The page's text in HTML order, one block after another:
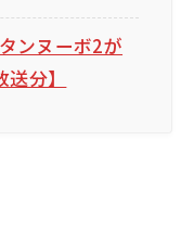
ンヌーボ2が
分】